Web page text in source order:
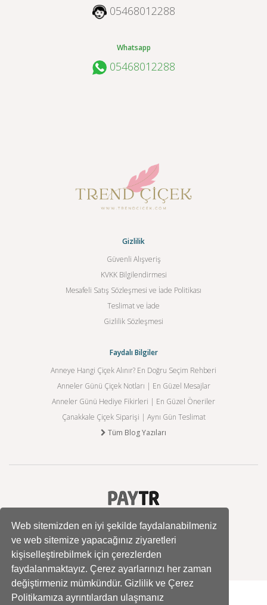
Web sitemizden en iyi şekilde faydalanabilmeniz
ve web sitemize yapacağınız ziyaretleri
kişiselleştirebilmek için çerezlerden
faydalanmaktayız. Çerez ayarlarınızı her zaman
değiştirmeniz mümkündür. Gizlilik ve Çerez
Politikamıza ayrıntılardan ulaşmanız
05468012288
Whatsapp
05468012288
Gizlilik
Güvenli Alışveriş
KVKK Bilgilendirmesi
Mesafeli Satış Sözleşmesi ve İade Politikası
Teslimat ve İade
Gizlilik Sözleşmesi
Faydalı Bilgiler
Anneye Hangi Çiçek Alınır? En Doğru Seçim Rehberi
Anneler Günü Çiçek Notları | En Güzel Mesajlar
Anneler Günü Hediye Fikirleri | En Güzel Öneriler
Çanakkale Çiçek Siparişi | Aynı Gün Teslimat
Tüm Blog Yazıları